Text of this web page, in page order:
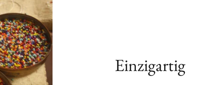
Einzigartig